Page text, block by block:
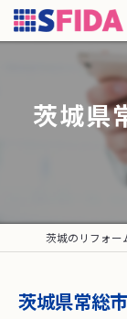
茨城県
茨城県常総